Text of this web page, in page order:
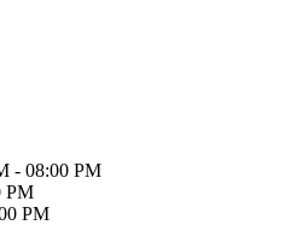
- 08:00 PM
PM
PM